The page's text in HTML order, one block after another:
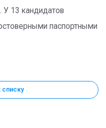
13 кандидатов
паспортными
списку